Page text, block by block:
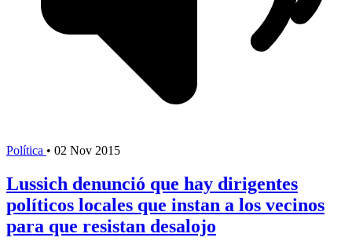
Política • 02 Nov 2015
Lussich denunció que hay dirigentes
políticos locales que instan a los vecinos
para que resistan desalojo